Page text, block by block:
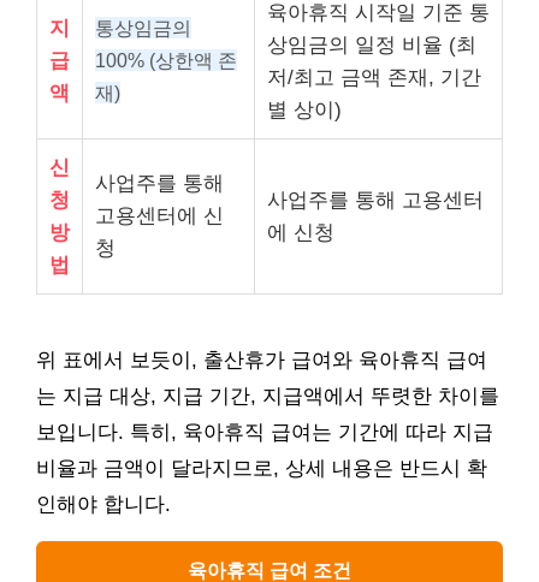
지
급
액
통상임금의
100% (상한액 존
재)
육아휴직 시작일 기준 통
상임금의 일정 비율 (최
저/최고 금액 존재, 기간
별 상이)
신
청
방
법
사업주를 통해
고용센터에 신
청
사업주를 통해 고용센터
에 신청
위 표에서 보듯이, 출산휴가 급여와 육아휴직 급여
는 지급 대상, 지급 기간, 지급액에서 뚜렷한 차이를
보입니다. 특히, 육아휴직 급여는 기간에 따라 지급
비율과 금액이 달라지므로, 상세 내용은 반드시 확
인해야 합니다.
육아휴직 급여 조건